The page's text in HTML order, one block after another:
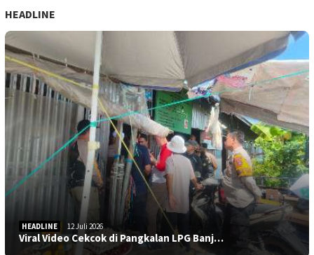
HEADLINE
HEADLINE 12 Juli 2026
Viral Video Cekcok di Pangkalan LPG Banj…